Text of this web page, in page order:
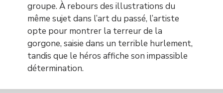
groupe. À rebours des illustrations du
même sujet dans l’art du passé, l’artiste
opte pour montrer la terreur de la
gorgone, saisie dans un terrible hurlement,
tandis que le héros affiche son impassible
détermination.